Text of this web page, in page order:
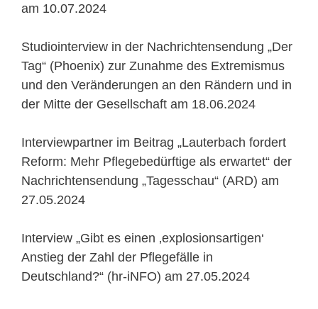
am 10.07.2024
Studiointerview in der Nachrichtensendung „Der
Tag“ (Phoenix) zur Zunahme des Extremismus
und den Veränderungen an den Rändern und in
der Mitte der Gesellschaft am 18.06.2024
Interviewpartner im Beitrag „Lauterbach fordert
Reform: Mehr Pflegebedürftige als erwartet“ der
Nachrichtensendung „Tagesschau“ (ARD) am
27.05.2024
Interview „Gibt es einen ‚explosionsartigen‘
Anstieg der Zahl der Pflegefälle in
Deutschland?“ (hr-iNFO) am 27.05.2024